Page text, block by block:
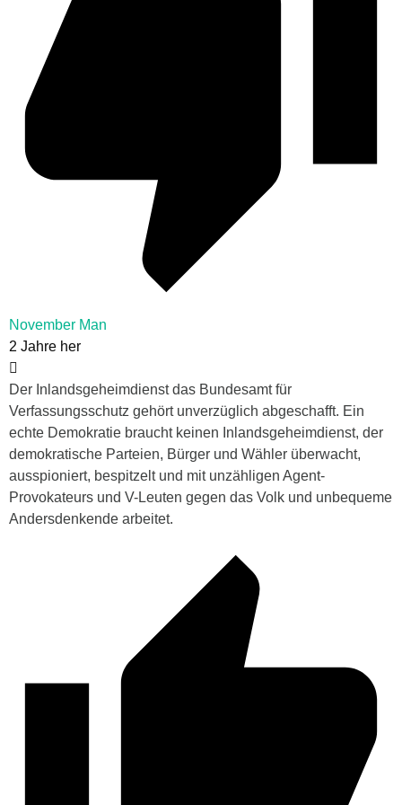
November Man
2 Jahre her
Der Inlandsgeheimdienst das Bundesamt für
Verfassungsschutz gehört unverzüglich abgeschafft. Ein
echte Demokratie braucht keinen Inlandsgeheimdienst, der
demokratische Parteien, Bürger und Wähler überwacht,
ausspioniert, bespitzelt und mit unzähligen Agent-
Provokateurs und V-Leuten gegen das Volk und unbequeme
Andersdenkende arbeitet.